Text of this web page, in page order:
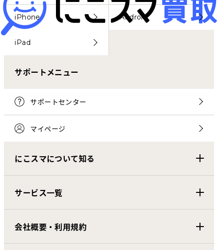
iPhone Android
iPad
サポートメニュー
サポートセンター
マイページ
にこスマについて知る
サービス一覧
会社概要・利用規約